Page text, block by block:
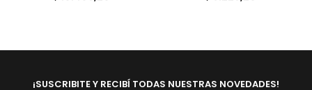
¡SUSCRIBITE Y RECIBÍ TODAS NUESTRAS NOVEDADES!